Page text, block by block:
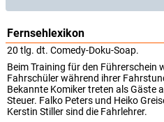
Fernsehlexikon
20 tlg. dt. Comedy-Doku-Soap.
Beim Training für den Führerschein
Fahrschüler während ihrer
Bekannte Komiker treten als Gäste
Steuer. Falko Peters und Heiko
Kerstin Stiller sind die Fahrlehrer.